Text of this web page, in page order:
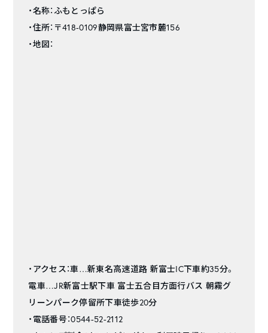
・名称：ふもとっぱら
・住所：〒418-0109静岡県富士宮市麓156
・地図：
・アクセス：車…新東名高速道路 新富士IC下車約35分。
電車…JR新富士駅下車 富士五合目方面行バス 朝霧グ
リーンパーク停留所下車徒歩20分
・電話番号：0544-52-2112